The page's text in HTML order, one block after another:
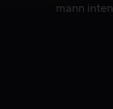
mann